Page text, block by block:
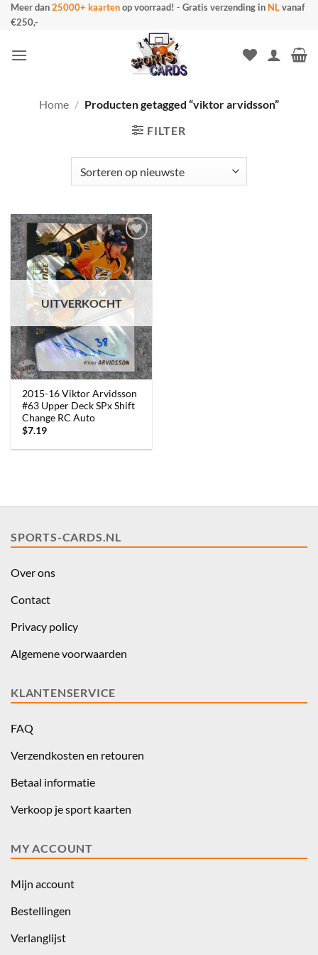
Ga
naar
Meer dan25000+ kaartenop voorraad! - Gratis verzending in NLvanaf
€250,-
Home / Producten getagged “viktor arvidsson”
FILTER
UITVERKOCHT
2015-16 Viktor Arvidsson
#63 Upper Deck SPx Shift
Change RC Auto
$7.19
SPORTS-CARDS.NL
Over ons
Contact
Privacy policy
Algemene voorwaarden
KLANTENSERVICE
FAQ
Verzendkosten en retouren
Betaal informatie
Verkoop je sport kaarten
MY ACCOUNT
Mijn account
Bestellingen
Verlanglijst